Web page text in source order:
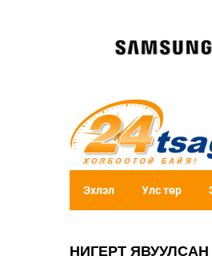
Эхлэл Улс төр
НИГЕРТ